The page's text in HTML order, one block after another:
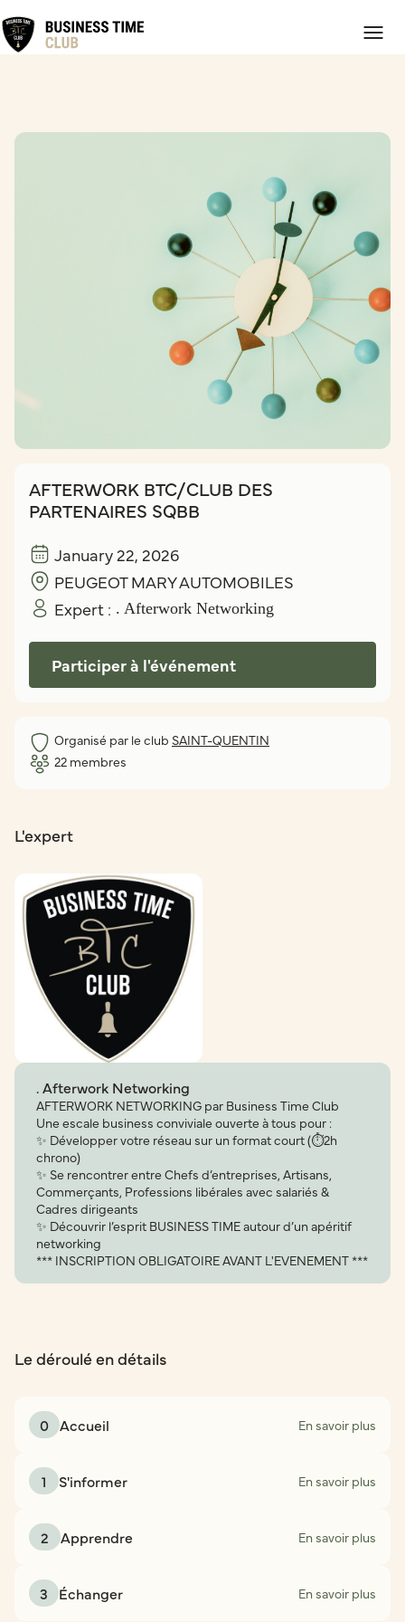
AFTERWORK BTC/CLUB DES
PARTENAIRES SQBB
January 22, 2026
PEUGEOT MARY AUTOMOBILES
Expert : . Afterwork Networking
Participer à l'événement
Organisé par le club SAINT-QUENTIN
22 membres
L'expert
. Afterwork Networking
AFTERWORK NETWORKING par Business Time Club
Une escale business conviviale ouverte à tous pour :
✨ Développer votre réseau sur un format court (⏱️2h
chrono)
✨ Se rencontrer entre Chefs d’entreprises, Artisans,
Commerçants, Professions libérales avec salariés &
Cadres dirigeants
✨ Découvrir l’esprit BUSINESS TIME autour d’un apéritif
networking
*** INSCRIPTION OBLIGATOIRE AVANT L'EVENEMENT ***
Le déroulé en détails
0 Accueil En savoir plus
1 S'informer En savoir plus
2 Apprendre En savoir plus
3 Échanger En savoir plus